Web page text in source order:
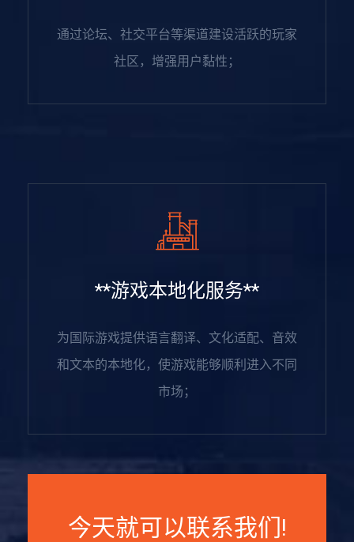
通过论坛、社交平台等渠道建设活跃的玩家
社区，增强用户黏性；
**游戏本地化服务**
为国际游戏提供语言翻译、文化适配、音效
和文本的本地化，使游戏能够顺利进入不同
市场；
今天就可以联系我们!